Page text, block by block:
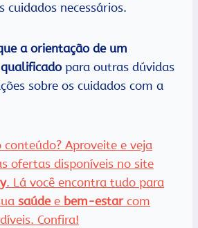
cuidados necessários.
a orientação de um
para outras dúvidas
sobre os cuidados com a
conteúdo? Aproveite e veja
ofertas disponíveis no site
. Lá você encontra tudo para
saúde e bem-estarcom
Confira!